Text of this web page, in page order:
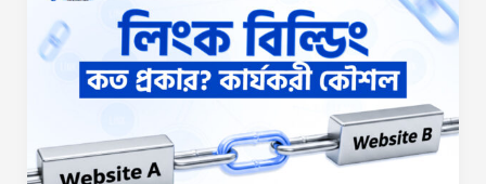
কত
প্রকার?
কার্যকরী
কৌশল